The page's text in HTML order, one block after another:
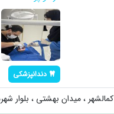
دندانپزشکی
کمالشهر ، میدان بهشتی ، بلوار